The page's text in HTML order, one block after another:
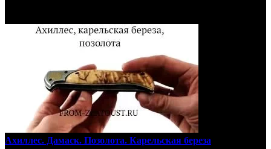
Ахиллес. Дамаск. Позолота. Карельская береза